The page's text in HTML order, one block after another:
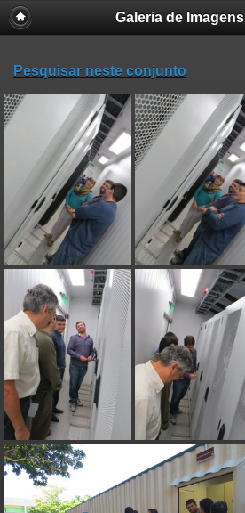
Galeria de
Pesquisar neste conjunto